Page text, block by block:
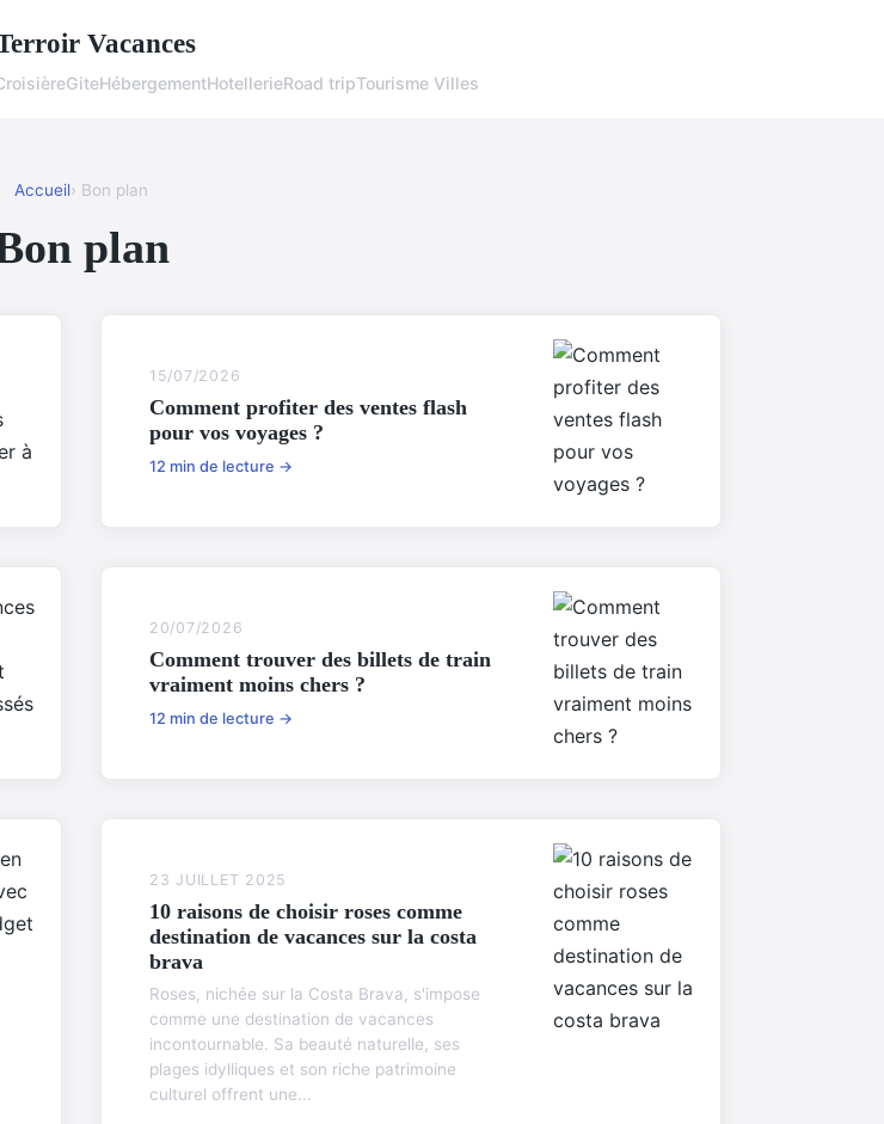
Vacances
GiteHébergementHotellerieRoad tripTourisme Villes
Accueil› Bon plan
plan
15/07/2026
Comment profiter des ventes flash
pour vos voyages ?
12 min de lecture →
20/07/2026
Comment trouver des billets de train
vraiment moins chers ?
12 min de lecture →
23 JUILLET 2025
10 raisons de choisir roses comme
destination de vacances sur la costa
brava
Roses, nichée sur la Costa Brava, s'impose
comme une destination de vacances
incontournable. Sa beauté naturelle, ses
plages idylliques et son riche patrimoine
culturel offrent une...